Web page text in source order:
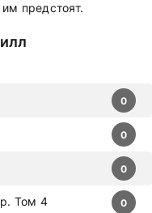
предстоят.
Том 4 0
0
0
0